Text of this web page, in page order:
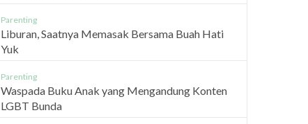
Parenting
Liburan, Saatnya Memasak Bersama Buah Hati
Yuk
Parenting
Waspada Buku Anak yang Mengandung Konten
LGBT Bunda